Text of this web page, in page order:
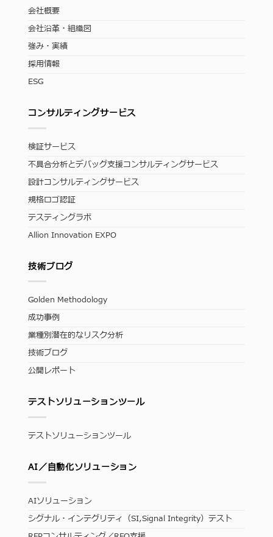
会社概要
会社沿革・組織図
強み・実績
採用情報
ESG
コンサルティングサービス
検証サービス
不具合分析とデバッグ支援コンサルティングサービス
設計コンサルティングサービス
規格ロゴ認証
テスティングラボ
Allion Innovation EXPO
技術ブログ
Golden Methodology
成功事例
業種別潜在的なリスク分析
技術ブログ
公開レポート
テストソリューションツール
テストソリューションツール
AI／自動化ソリューション
AIソリューション
シグナル・インテグリティ（SI,Signal Integrity）テスト